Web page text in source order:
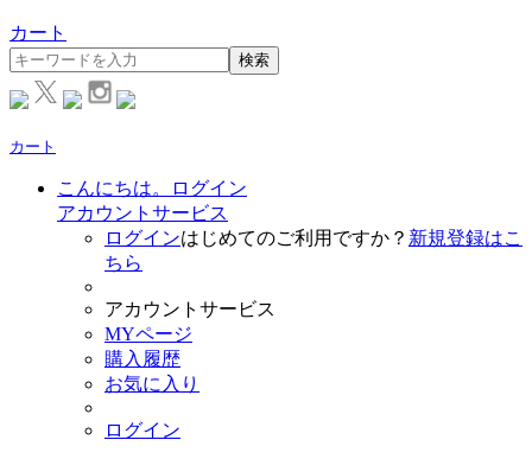
カート
検索
カート
こんにちは。ログイン
アカウントサービス
ログインはじめてのご利用ですか？ 新規登録はこ
ちら
アカウントサービス
MYページ
購入履歴
お気に入り
ログイン